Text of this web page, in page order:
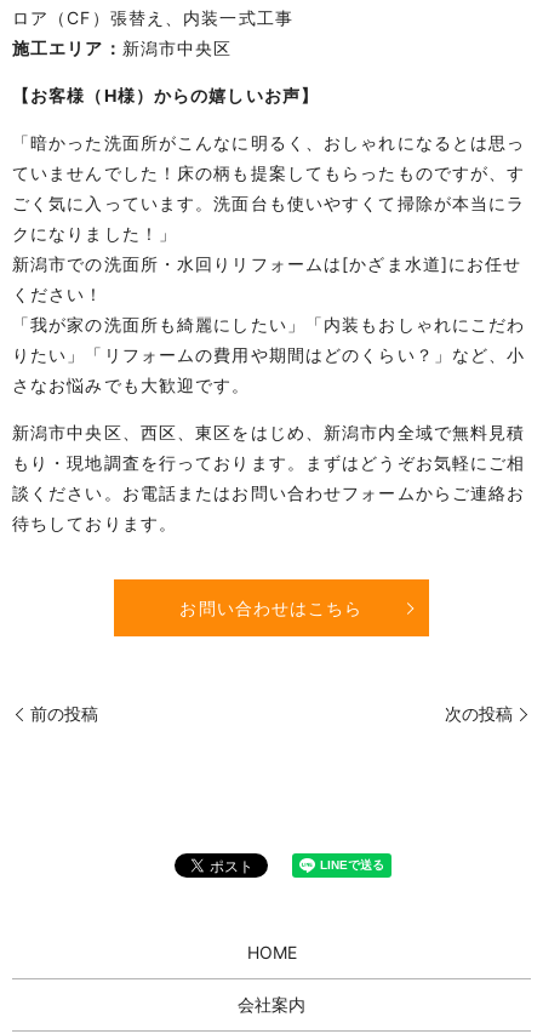
ロア（CF）張替え、内装一式工事
施工エリア： 新潟市中央区
【お客様（H様）からの嬉しいお声】
「暗かった洗面所がこんなに明るく、おしゃれになるとは思っ
ていませんでした！床の柄も提案してもらったものですが、す
ごく気に入っています。洗面台も使いやすくて掃除が本当にラ
クになりました！」
新潟市での洗面所・水回りリフォームは[かざま水道]にお任せ
ください！
「我が家の洗面所も綺麗にしたい」「内装もおしゃれにこだわ
りたい」「リフォームの費用や期間はどのくらい？」など、小
さなお悩みでも大歓迎です。
新潟市中央区、西区、東区をはじめ、新潟市内全域で無料見積
もり・現地調査を行っております。まずはどうぞお気軽にご相
談ください。お電話またはお問い合わせフォームからご連絡お
待ちしております。
お問い合わせはこちら
前の投稿 次の投稿
HOME
会社案内